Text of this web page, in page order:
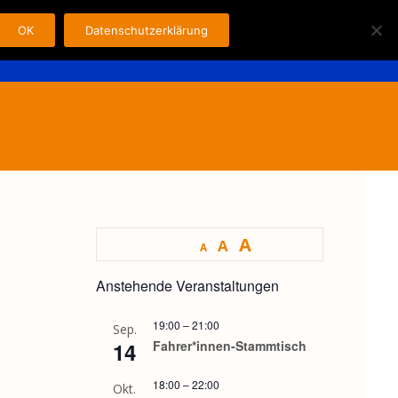
Fahrer Kontakt Impressum
for:
A A A
Anstehende Veranstaltungen
Sep.
14
19:00 –21:00
Fahrer*innen-Stammtisch
Okt. 18:00 –22:00
OK Datenschutzerklärung